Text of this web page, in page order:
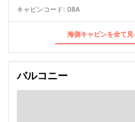
キャビンコード: 08A
海側キャビンを全て
バルコニー